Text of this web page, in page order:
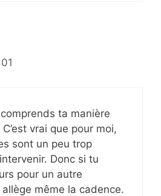
ta manière
vrai que pour moi,
sont un peu trop
Donc si tu
pour un autre
même la cadence.